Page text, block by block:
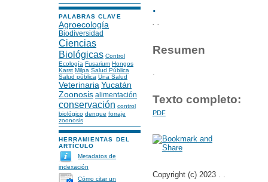
PALABRAS CLAVE
Agroecología
Biodiversidad
Ciencias
Biológicas Control
Ecología Fusarium Hongos
Karst Milpa Salud Pública
Salud pública Una Salud
Veterinaria Yucatán
Zoonosis alimentación
conservación control
biológico dengue forraje
zoonosis
HERRAMIENTAS DEL
ARTÍCULO
Metadatos de
indexación
Cómo citar un
.
. .
Resumen
Texto completo:
PDF
Copyright (c) 2023 . .